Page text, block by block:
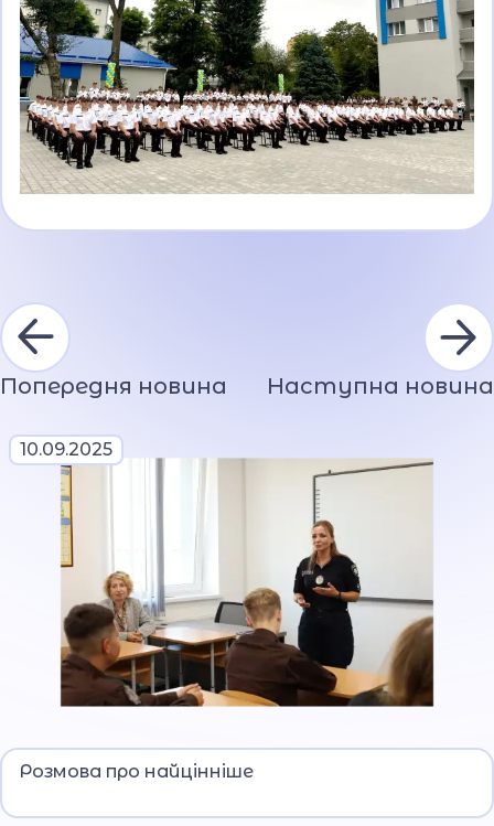
Попередня новина Наступна новина
10.09.2025
Життя, вибір і відповідальність.
Розмова про найцінніше